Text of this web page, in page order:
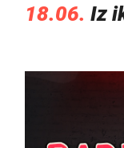
18.06. Iz